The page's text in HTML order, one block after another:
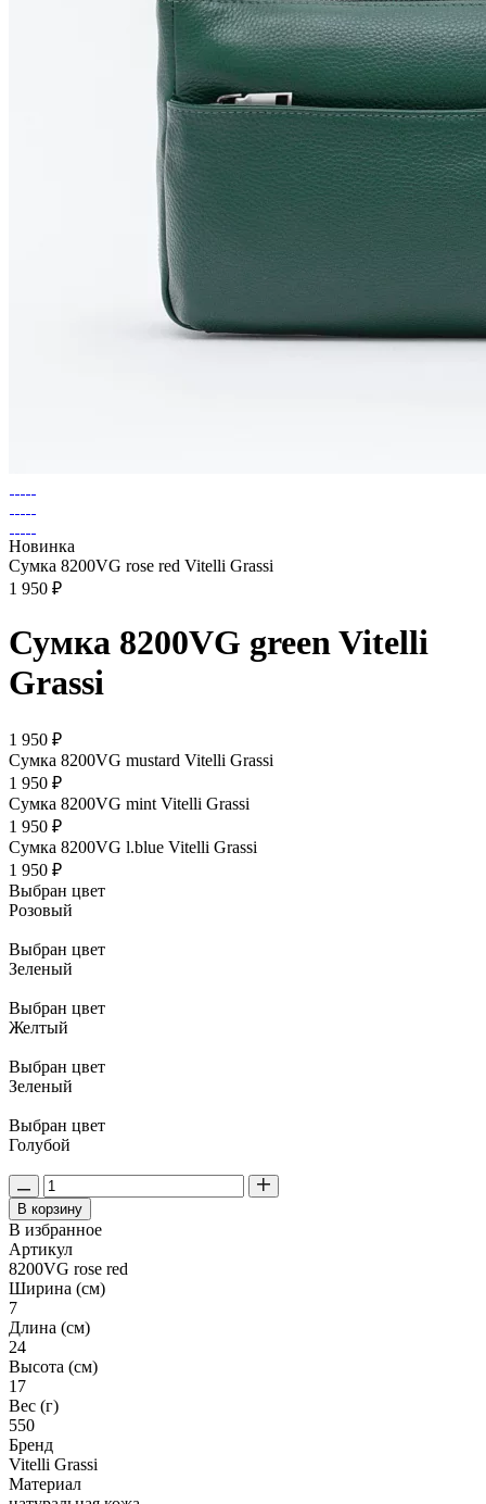
Новинка
Сумка 8200VG rose red Vitelli Grassi
1 950 ₽
Сумка 8200VG green Vitelli
Grassi
1 950 ₽
Сумка 8200VG mustard Vitelli Grassi
1 950 ₽
Сумка 8200VG mint Vitelli Grassi
1 950 ₽
Сумка 8200VG l.blue Vitelli Grassi
1 950 ₽
Выбран цвет
Розовый
Выбран цвет
Зеленый
Выбран цвет
Желтый
Выбран цвет
Зеленый
Выбран цвет
Голубой
В корзину
В избранное
Артикул
8200VG rose red
Ширина (см)
7
Длина (см)
24
Высота (см)
17
Вес (г)
550
Бренд
Vitelli Grassi
Материал